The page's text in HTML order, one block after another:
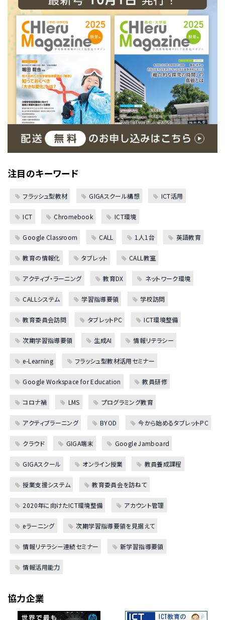
注目のキーワード
フラッシュ型教材 GIGAスクール構想 ICT活用
ICT Chromebook ICT環境
Google Classroom CALL 1人1台 英語教育
教育の情報化 タブレット CALL教室
アクティブ・ラーニング 教育DX ネットワーク環境
CALLシステム 学習指導要領 学校訪問
教育委員会訪問 タブレットPC ICT環境整備
次期学習指導要領 生成AI 情報リテラシー
e-Learning フラッシュ型教材活用セミナー
Google Workspace for Education 教員研修
コロナ禍 LMS プログラミング教育
アクティブラーニング BYOD 今から始めるタブレットPC
クラウド GIGA端末 Google Jamboard
GIGAスクール オンライン授業 教員養成課程
授業支援システム 教育委員会を訪ねて
2020年に向けたICT環境整備 アカウント管理
eラーニング 次期学習指導要領を見据えて
情報リテラシー連続セミナー 新学習指導要領
情報活用能力
協力企業